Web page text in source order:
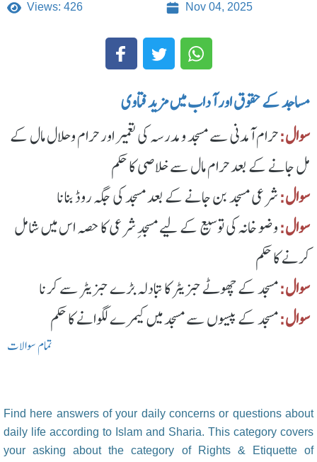
Views: 426 Nov 04, 2025
مساجد کے حقوق اور آداب میں مزید فتاوی
سوال:حرام آمدنی سے مسجد و مدرسہ کی تعمیر اور حرام وحلال مال کے
مل جانے کے بعد حرام مال سے خلاصی کا حکم
سوال:شرعی مسجد بن جانے کے بعد مسجد کی جگہ روڈ بنانا
سوال:وضو خانہ کی توسیع کے لیے مسجدِ شرعی کا حصہ اس میں شامل
کرنے کا حکم
سوال:مسجد کے چھوٹے جنریٹر کا تبادلہ بڑے جنریٹر سے کرنا
سوال:مسجد کے پیسوں سے مسجد میں کیمرے لگوانے کا حکم
تمام سوالات
Find here answers of your daily concerns or questions about
daily life according to Islam and Sharia. This category covers
your asking about the category of Rights & Etiquette of